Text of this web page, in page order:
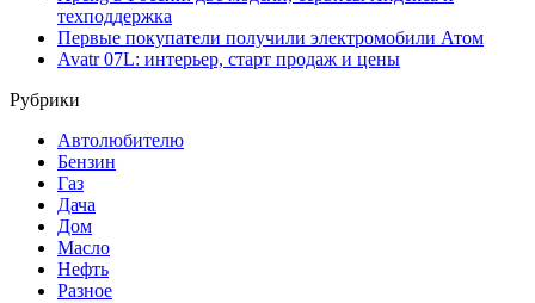
техподдержка
Первые покупатели получили электромобили Атом
Avatr 07L: интерьер, старт продаж и цены
Рубрики
Автолюбителю
Бензин
Газ
Дача
Дом
Масло
Нефть
Разное